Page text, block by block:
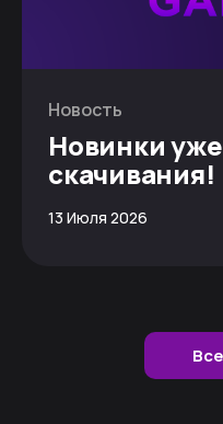
Новость
Новинки
скачивания!
13 Июля 2026